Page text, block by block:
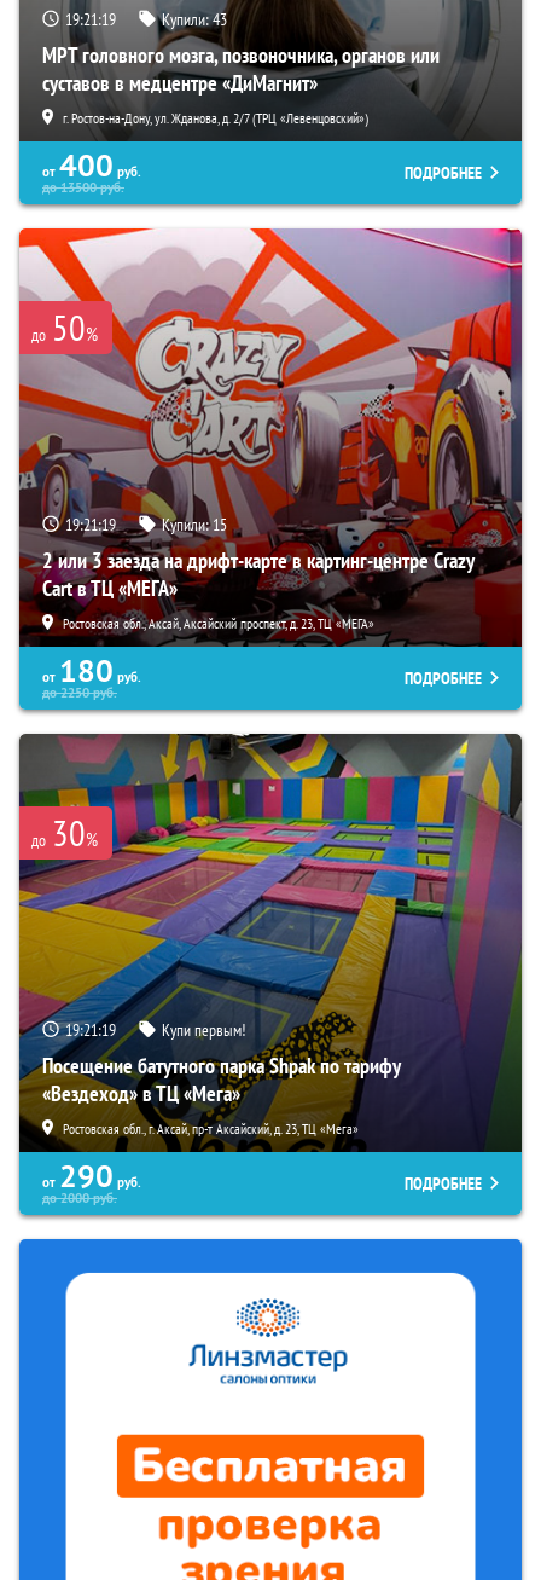
19:21:18 Купили:43
МРТ головного мозга, позвоночника, органов или
суставов в медцентре «ДиМагнит»
г. Ростов-на-Дону, ул. Жданова, д. 2/7 (ТРЦ «Левенцовский»)
от 400 руб.
до13500руб.
ПОДРОБНЕЕ
до 50%
19:21:18 Купили:15
2 или 3 заезда на дрифт-карте в картинг-центре Crazy
Cart в ТЦ «МЕГА»
Ростовская обл., Аксай, Аксайский проспект, д. 23, ТЦ «МЕГА»
от 180 руб.
до2250руб.
ПОДРОБНЕЕ
до 30%
19:21:18 Купи первым!
Посещение батутного парка Shpak по тарифу
«Вездеход» в ТЦ «Мега»
Ростовская обл., г. Аксай, пр-т Аксайский, д. 23, ТЦ «Мега»
от 290 руб.
до2000руб.
ПОДРОБНЕЕ